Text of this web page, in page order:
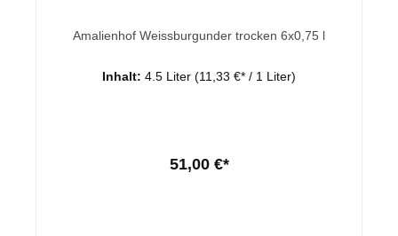
Amalienhof Weissburgunder trocken 6x0,75 l
Inhalt: 4.5 Liter (11,33 €* / 1 Liter)
51,00 €*